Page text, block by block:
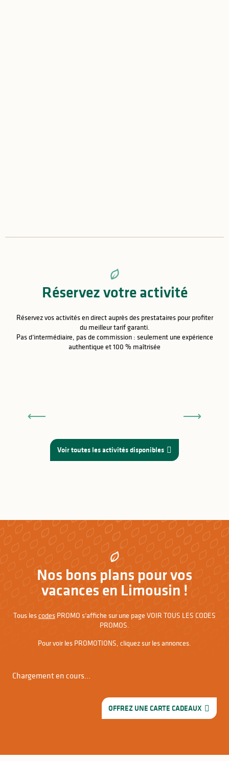
Réservez votre activité
Réservez vos activités en direct auprès des prestataires pour profiter
du meilleur tarif garanti.
Pas d’intermédiaire, pas de commission : seulement une expérience
authentique et 100 % maîtrisée
Voir toutes les activités disponibles
Nos bons plans pour vos
vacances en Limousin !
Tous lescodes PROMO s’affiche sur une page VOIR TOUS LES CODES
PROMOS.
Pour voir les PROMOTIONS, cliquez sur les annonces.
Chargement en cours…
OFFREZ UNE CARTE CADEAUX